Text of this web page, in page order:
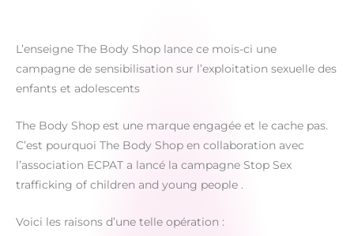
L’enseigne The Body Shop lance ce mois-ci une
campagne de sensibilisation sur l’exploitation sexuelle des
enfants et adolescents
The Body Shop est une marque engagée et le cache pas.
C’est pourquoi The Body Shop en collaboration avec
l’association ECPAT a lancé la campagne Stop Sex
trafficking of children and young people .
Voici les raisons d’une telle opération :